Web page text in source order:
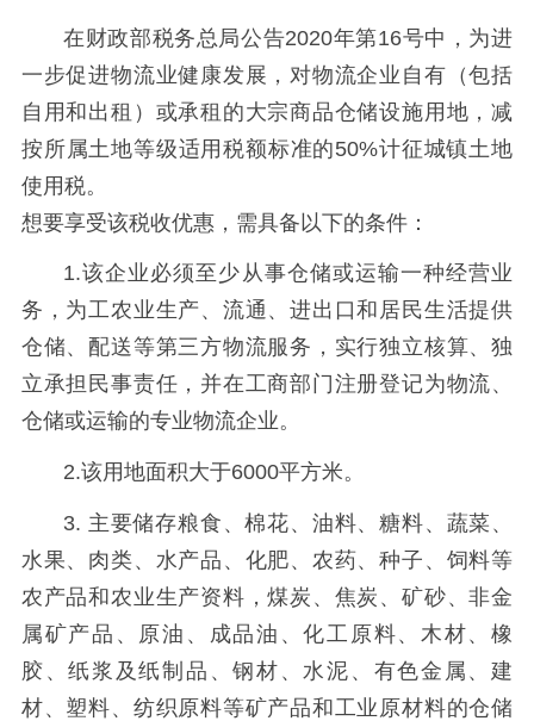
在财政部税务总局公告2020年第16号中，为进
一步促进物流业健康发展，对物流企业自有（包括
自用和出租）或承租的大宗商品仓储设施用地，减
按所属土地等级适用税额标准的50%计征城镇土地
使用税。
想要享受该税收优惠，需具备以下的条件：
1.该企业必须至少从事仓储或运输一种经营业
务，为工农业生产、流通、进出口和居民生活提供
仓储、配送等第三方物流服务，实行独立核算、独
立承担民事责任，并在工商部门注册登记为物流、
仓储或运输的专业物流企业。
2.该用地面积大于6000平方米。
3. 主要储存粮食、棉花、油料、糖料、蔬菜、
水果、肉类、水产品、化肥、农药、种子、饲料等
农产品和农业生产资料，煤炭、焦炭、矿砂、非金
属矿产品、原油、成品油、化工原料、木材、橡
胶、纸浆及纸制品、钢材、水泥、有色金属、建
材、塑料、纺织原料等矿产品和工业原材料的仓储